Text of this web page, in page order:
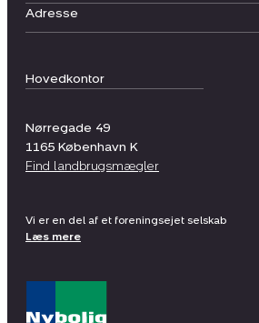
Hovedkontor
Nørregade 49
1165 København K
Find landbrugsmægler
Adresse
Vi er en del af et foreningsejet selskab
Læs mere